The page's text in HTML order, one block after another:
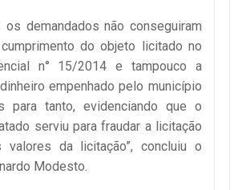
os demandados não conseguiram
do objeto licitado no
n° 15/2014 e tampouco a
empenhado pelo município
para tanto, evidenciando que o
serviu para fraudar a licitação
da licitação”, concluiu o
Modesto.